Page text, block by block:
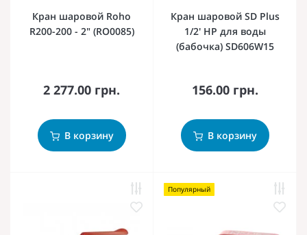
Кран шаровой Roho
R200-200 - 2" (RO0085)
2 277.00 грн.
В корзину
Кран шаровой SD Plus
1/2' НР для воды
(бабочка) SD606W15
156.00 грн.
В корзину
Популярный